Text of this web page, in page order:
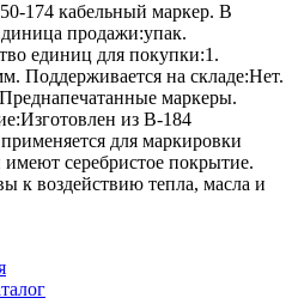
174 кабельный маркер. В
продажи:упак.
единиц для покупки:1.
Поддерживается на складе:Нет.
маркеры.
из B-184
для маркировки
серебристое покрытие.
к воздействию тепла, масла и